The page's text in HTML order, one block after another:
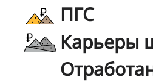
ПГС
Карьеры